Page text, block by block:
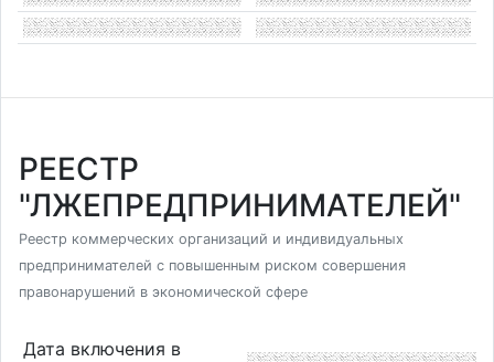
РЕЕСТР
"ЛЖЕПРЕДПРИНИМАТЕЛЕЙ"
Реестр коммерческих организаций и индивидуальных
предпринимателей с повышенным риском совершения
правонарушений в экономической сфере
Дата включения в